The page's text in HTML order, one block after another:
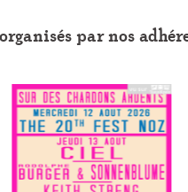
par nos